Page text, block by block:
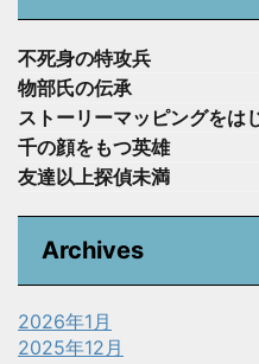
不死身の特攻兵
物部氏の伝承
ストーリーマッピングをは
千の顔をもつ英雄
友達以上探偵未満
Archives
2026年1月
2025年12月